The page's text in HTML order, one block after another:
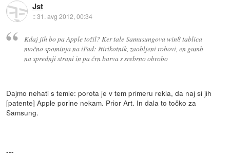
Jst
::31. avg 2012, 00:34
Kdaj jih bo pa Apple tožil? Ker tale Samusungova win8 tablica
močno spominja na iPad: štirikotnik, zaobljeni robovi, en gumb
na sprednji strani in pa črn barva s srebrno obrobo
Dajmo nehati s temle: porota je v tem primeru rekla, da naj si jih
[patente] Apple porine nekam. Prior Art. In dala to točko za
Samsung.
---